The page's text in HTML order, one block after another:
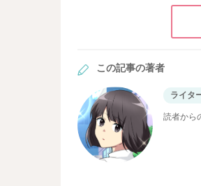
この記事の著者
ライタ
読者から